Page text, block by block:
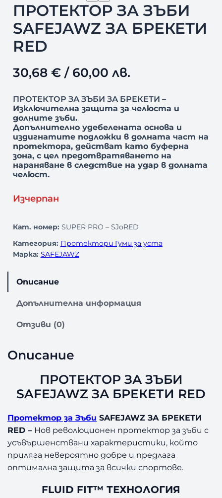
ПРОТЕКТОР ЗА ЗЪБИ
SAFEJAWZ ЗА БРЕКЕТИ
RED
30,68 €/ 60,00 лв.
ПРОТЕКТОР ЗА ЗЪБИ ЗА БРЕКЕТИ –
Изключителна защита за челюста и
долните зъби.
Допълнително удебелената основа и
издигнатите подложки в долната част на
протектора, действат като буферна
зона, с цел предотвратяването на
нараняване в следствие на удар в долната
челюст.
Изчерпан
Кат. номер: SUPER PRO – SJoRED
Категория: Протектори Гуми за уста
Марка: SAFEJAWZ
Описание
Допълнителна информация
Отзиви (0)
Описание
ПРОТЕКТОР ЗА ЗЪБИ
SAFEJAWZ ЗА БРЕКЕТИ RED
Протектор за Зъби SAFEJAWZ ЗА БРЕКЕТИ
RED – Нов революционен протектор за зъби с
усъвършенствани характеристики, който
приляга невероятно добре и предлага
оптимална защита за всички спортове.
FLUID FIT™ ТЕХНОЛОГИЯ